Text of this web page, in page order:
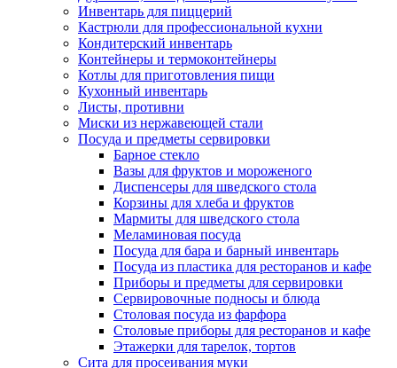
Инвентарь для пиццерий
Кастрюли для профессиональной кухни
Кондитерский инвентарь
Контейнеры и термоконтейнеры
Котлы для приготовления пищи
Кухонный инвентарь
Листы, противни
Миски из нержавеющей стали
Посуда и предметы сервировки
Барное стекло
Вазы для фруктов и мороженого
Диспенсеры для шведского стола
Корзины для хлеба и фруктов
Мармиты для шведского стола
Меламиновая посуда
Посуда для бара и барный инвентарь
Посуда из пластика для ресторанов и кафе
Приборы и предметы для сервировки
Сервировочные подносы и блюда
Столовая посуда из фарфора
Столовые приборы для ресторанов и кафе
Этажерки для тарелок, тортов
Сита для просеивания муки